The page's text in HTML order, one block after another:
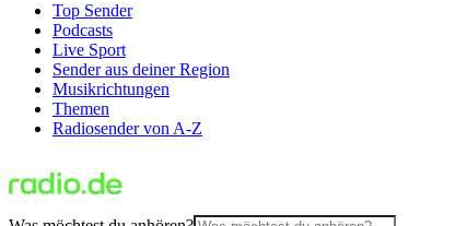
Top Sender
Podcasts
Live Sport
Sender aus deiner Region
Musikrichtungen
Themen
Radiosender von A-Z